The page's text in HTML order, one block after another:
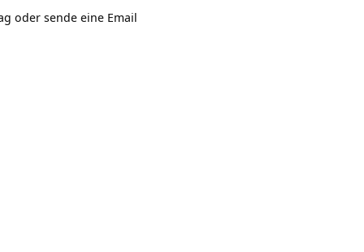
oder sende eine Email